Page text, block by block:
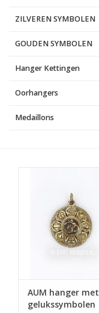
ZILVEREN SYMBOLEN
GOUDEN SYMBOLEN
Hanger Kettingen
Oorhangers
Medaillons
AUM hanger met
gelukssymbolen